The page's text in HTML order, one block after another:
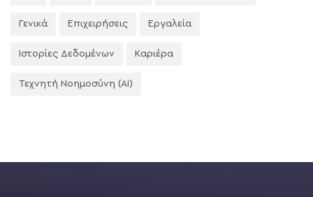
Γενικά Επιχειρήσεις Εργαλεία
Ιστορίες Δεδομένων Καριέρα
Τεχνητή Νοημοσύνη (AI)